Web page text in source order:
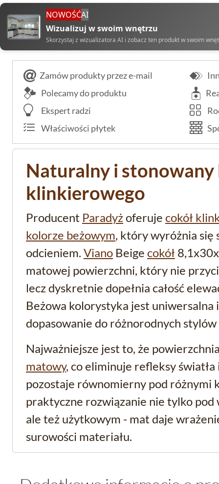
NOWOŚĆAI
Wizualizuj w swoim wnętrzu
Skorzystaj z wizualizatora AI i zobacz ten produkt w swoim
Zamów produkty przez e-mail
Polecamy do produktu
Ekspert radzi
Właściwości płytek
Naturalny i stonowany
klinkierowego
Producent Paradyżoferuje cokół
kolorze beżowym, który wyróżnia się
odcieniem. Viano Beige cokół
matowej powierzchni, który nie
lecz dyskretnie dopełnia całość
Beżowa kolorystyka jest uniwersalna
dopasowanie do różnorodnych
Najważniejsze jest to, że
matowy, co eliminuje refleksy
pozostaje równomierny pod różnymi
praktyczne rozwiązanie nie tylko pod
ale też użytkowym - mat daje
surowości materiału.